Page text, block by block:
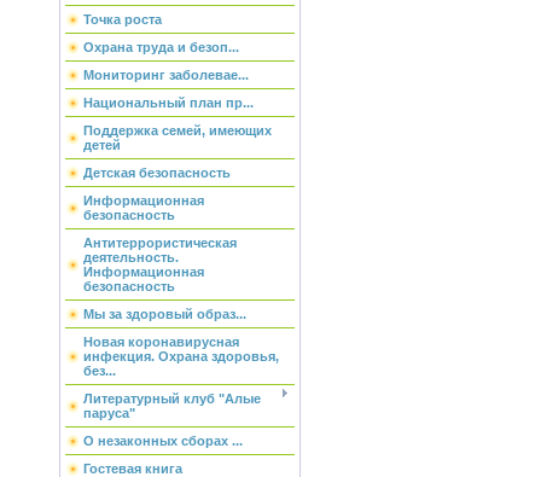
Точка роста
Охрана труда и безоп...
Мониторинг заболевае...
Национальный план пр...
Поддержка семей, имеющих
детей
Детская безопасность
Информационная
безопасность
Антитеррористическая
деятельность.
Информационная
безопасность
Мы за здоровый образ...
Новая коронавирусная
инфекция. Охрана здоровья,
без...
Литературный клуб "Алые
паруса"
О незаконных сборах ...
Гостевая книга